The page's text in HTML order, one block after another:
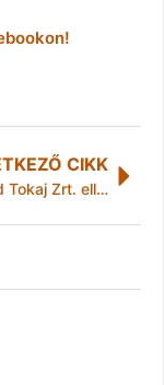
CIKK
A Grand Tokaj Zrt. ellenőrzése